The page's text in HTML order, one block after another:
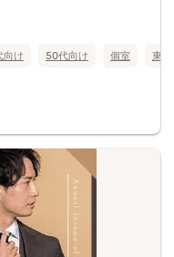
向け 50代向け 個室 東